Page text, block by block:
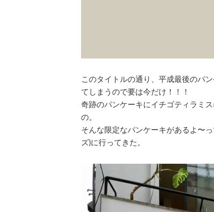
このタイトルの通り、平成最後のパ
てしまうので要は今だけ！！！
奇跡のパンケーキにイチゴティラミ
の。
そんな限定なパンケーキがあるよ〜
ズ)に行ってきた。